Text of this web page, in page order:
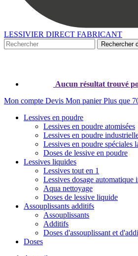
LESSIVIER DIRECT FABRICANT
Rechercher
Aucun résultat trouvé
Mon compte Devis Mon panierPlus que
Lessives en poudre
Lessives en poudre atomisées
Lessives en poudre
Lessives en poudre spéciales
Doses de lessive en poudre
Lessives liquides
Lessives tout en 1
Lessives dosage automatique
Aqua nettoyage
Doses de lessive liquide
Assouplissants additifs
Assouplissants
Additifs
Doses d'assouplissant et
Doses